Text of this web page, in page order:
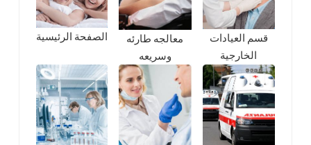
الصفحة الرئيسية
معالجه طارئه
وسريعه
قسم العيادات
الخارجية